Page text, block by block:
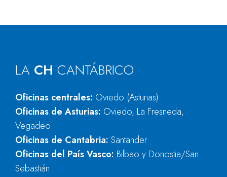
LA CH CANTÁBRICO
Oficinas centrales: Oviedo (Asturias)
Oficinas de Asturias: Oviedo, La Fresneda,
Vegadeo
Oficinas de Cantabria: Santander
Oficinas del País Vasco: Bilbao y Donostia/San
Sebastián